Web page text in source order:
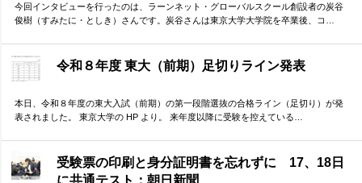
今回インタビューを行ったのは、ラーンネット・グローバルスクール創設者の炭谷
俊樹（すみたに・としき）さんです。炭谷さんは東京大学大学院を卒業後、コ…
令和８年度 東大（前期）足切りライン発表
本日、令和８年度の東大入試（前期）の第一段階選抜の合格ライン（足切り）が発
表されました。 東京大学の HP より。 来年度以降に受験を控えている…
受験票の印刷と身分証明書を忘れずに 17、18日